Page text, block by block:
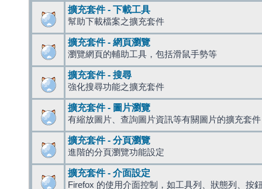
擴充套件 - 下載工具
幫助下載檔案之擴充套件
擴充套件 - 網頁瀏覽
瀏覽網頁的輔助工具，包括滑鼠手勢等
擴充套件 - 搜尋
強化搜尋功能之擴充套件
擴充套件 - 圖片瀏覽
有縮放圖片、查詢圖片資訊等有關圖片的擴充套件
擴充套件 - 分頁瀏覽
進階的分頁瀏覽功能設定
擴充套件 - 介面設定
Firefox 的使用介面控制，如工具列、狀態列、按